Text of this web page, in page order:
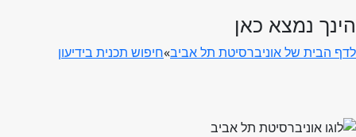
הינך נמצא כאן
לדף הבית של אוניברסיטת תל אביב»חיפוש תכנית בידיעון